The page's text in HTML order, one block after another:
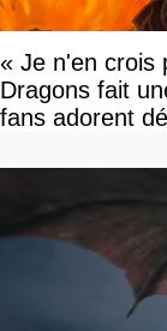
« Je n'en crois
Dragons fait
fans adorent